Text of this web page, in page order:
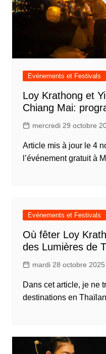
Evénements et Festivals
Loy Krathong et
Chiang Mai:
mercredi 29 octobre
Article mis à jour le 4
l’événement gratuit à
Evénements et Festivals
Où fêter Loy
des Lumières de
mardi 28 octobre 2025
Dans cet article, je ne
destinations en